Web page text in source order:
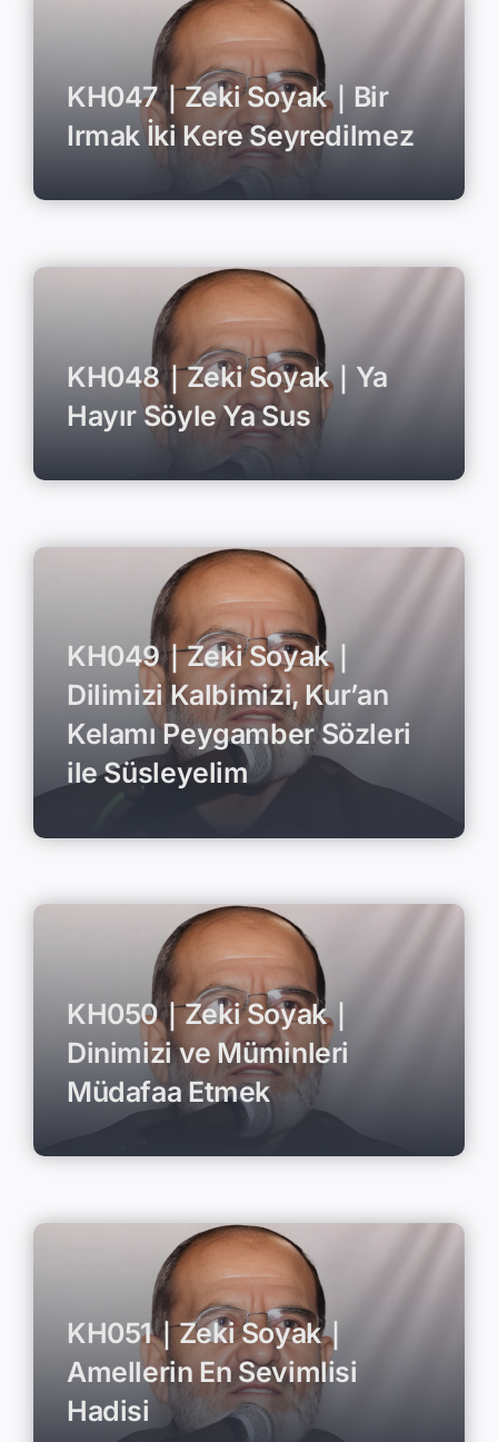
KH047｜Zeki Soyak｜Bir
Irmak İki Kere Seyredilmez
KH048｜Zeki Soyak｜Ya
Hayır Söyle Ya Sus
KH049｜Zeki Soyak｜
Dilimizi Kalbimizi, Kur’an
Kelamı Peygamber Sözleri
ile Süsleyelim
KH050｜Zeki Soyak｜
Dinimizi ve Müminleri
Müdafaa Etmek
KH051｜Zeki Soyak｜
Amellerin En Sevimlisi
Hadisi